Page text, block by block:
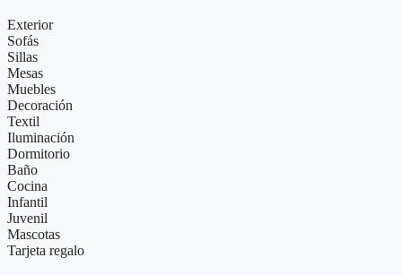
Exterior
Sofás
Sillas
Mesas
Muebles
Decoración
Textil
Iluminación
Dormitorio
Baño
Cocina
Infantil
Juvenil
Mascotas
Tarjeta regalo